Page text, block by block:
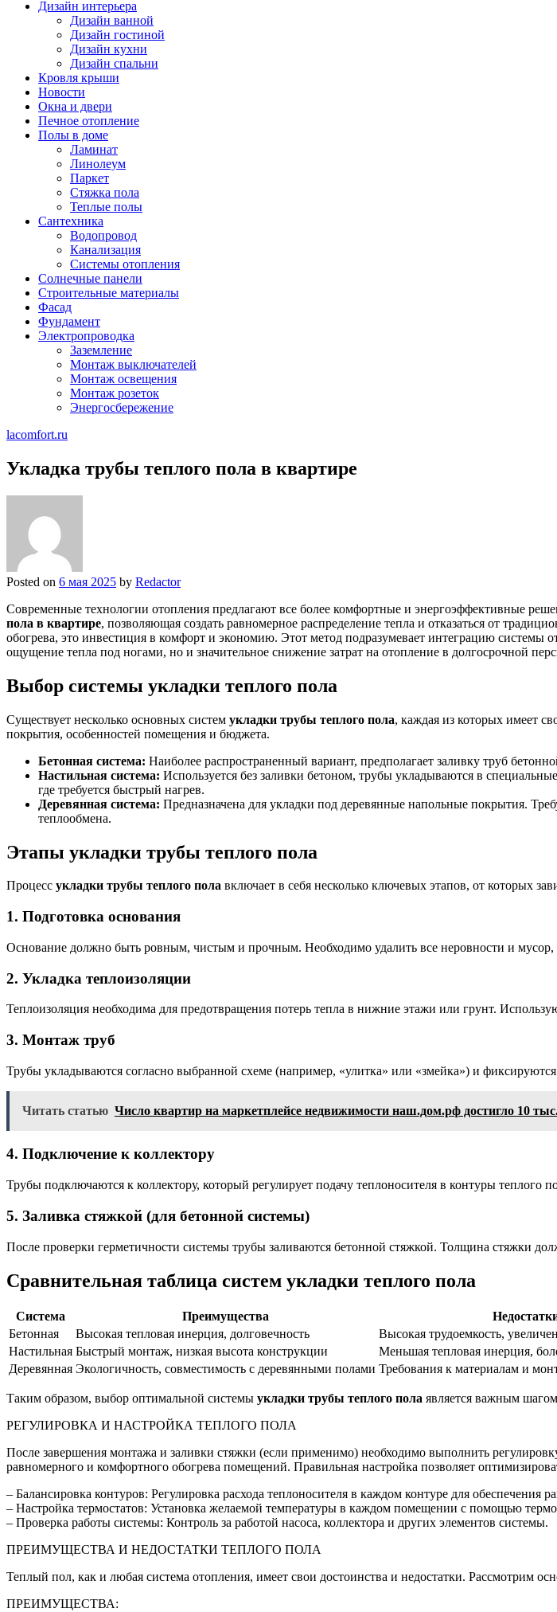
Дизайн интерьера
Дизайн ванной
Дизайн гостиной
Дизайн кухни
Дизайн спальни
Кровля крыши
Новости
Окна и двери
Печное отопление
Полы в доме
Ламинат
Линолеум
Паркет
Стяжка пола
Теплые полы
Сантехника
Водопровод
Канализация
Системы отопления
Солнечные панели
Строительные материалы
Фасад
Фундамент
Электропроводка
Заземление
Монтаж выключателей
Монтаж освещения
Монтаж розеток
Энергосбережение
lacomfort.ru
Укладка трубы теплого пола в квартире
Posted on 6 мая 2025 by Redactor
Современные технологии отопления предлагают все более комфортные и энергоэффективные
пола в квартире, позволяющая создать равномерное распределение тепла и отказаться от
обогрева, это инвестиция в комфорт и экономию. Этот метод подразумевает интеграцию системы
ощущение тепла под ногами, но и значительное снижение затрат на отопление в долгосрочной
Выбор системы укладки теплого пола
Существует несколько основных систем укладки трубы теплого пола, каждая из которых имеет
покрытия, особенностей помещения и бюджета.
Бетонная система: Наиболее распространенный вариант, предполагает заливку труб
Настильная система: Используется без заливки бетоном, трубы укладываются в
где требуется быстрый нагрев.
Деревянная система: Предназначена для укладки под деревянные напольные покрытия.
теплообмена.
Этапы укладки трубы теплого пола
Процесс укладки трубы теплого пола включает в себя несколько ключевых этапов, от которых
1. Подготовка основания
Основание должно быть ровным, чистым и прочным. Необходимо удалить все неровности и
2. Укладка теплоизоляции
Теплоизоляция необходима для предотвращения потерь тепла в нижние этажи или грунт.
3. Монтаж труб
Трубы укладываются согласно выбранной схеме (например, «улитка» или «змейка») и
Читать статью Число квартир на маркетплейсе недвижимости наш.дом.рф достигло 10
4. Подключение к коллектору
Трубы подключаются к коллектору, который регулирует подачу теплоносителя в контуры теплого
5. Заливка стяжкой (для бетонной системы)
После проверки герметичности системы трубы заливаются бетонной стяжкой. Толщина стяжки
Сравнительная таблица систем укладки теплого пола
Система Преимущества
Бетонная
Высокая тепловая инерция, долговечность Высокая трудоемкость,
Настильная Быстрый монтаж, низкая высота конструкции Меньшая тепловая инерция,
Деревянная Экологичность, совместимость с деревянными полами Требования к материалам и
Таким образом, выбор оптимальной системы укладки трубы теплого пола является важным
РЕГУЛИРОВКА И НАСТРОЙКА ТЕПЛОГО ПОЛА
После завершения монтажа и заливки стяжки (если применимо) необходимо выполнить
равномерного и комфортного обогрева помещений. Правильная настройка позволяет
– Балансировка контуров: Регулировка расхода теплоносителя в каждом контуре для обеспечения
– Настройка термостатов: Установка желаемой температуры в каждом помещении с помощью
– Проверка работы системы: Контроль за работой насоса, коллектора и других элементов системы.
ПРЕИМУЩЕСТВА И НЕДОСТАТКИ ТЕПЛОГО ПОЛА
Теплый пол, как и любая система отопления, имеет свои достоинства и недостатки. Рассмотрим
ПРЕИМУЩЕСТВА: